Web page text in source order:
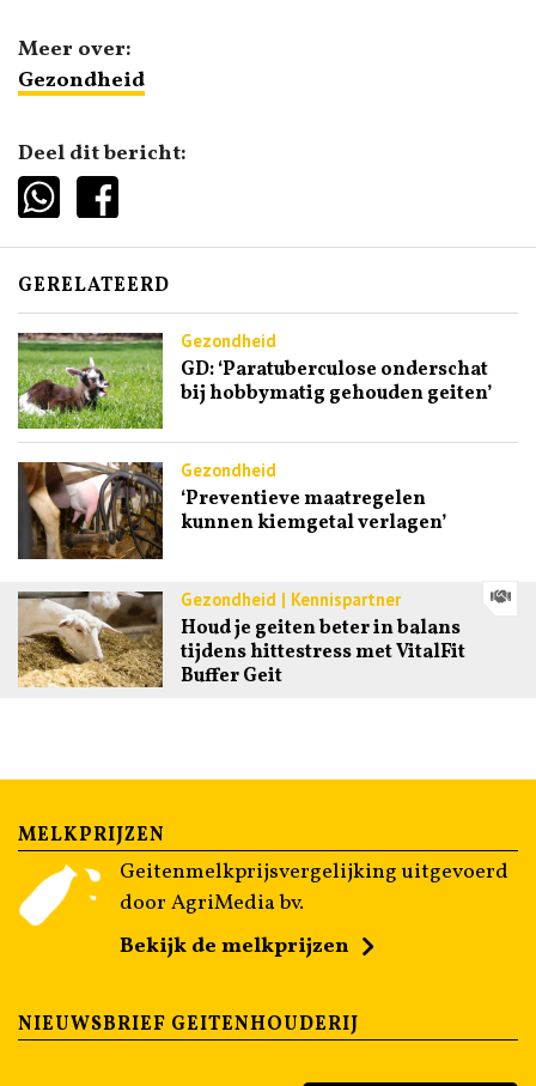
Meer over:
Gezondheid
Deel dit bericht:
GERELATEERD
Gezondheid
GD: ‘Paratuberculose onderschat
bij hobbymatig gehouden geiten’
Gezondheid
‘Preventieve maatregelen
kunnen kiemgetal verlagen’
Gezondheid | Kennispartner
Houd je geiten beter in balans
tijdens hittestress met VitalFit
Buffer Geit
MELKPRIJZEN
Geitenmelkprijsvergelijking uitgevoerd
door AgriMedia bv.
Bekijk de melkprijzen
NIEUWSBRIEF GEITENHOUDERIJ